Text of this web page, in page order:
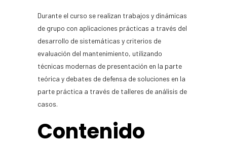
Durante el curso se realizan trabajos y dinámicas
de grupo con aplicaciones prácticas a través del
desarrollo de sistemáticas y criterios de
evaluación del mantenimiento, utilizando
técnicas modernas de presentación en la parte
teórica y debates de defensa de soluciones en la
parte práctica a través de talleres de análisis de
casos.
Contenido